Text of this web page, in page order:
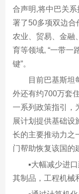
合声明,将中巴关
署了50多项双边合
农业、贸易、金融
育等领域, “一带一
键”。
目前巴基斯坦
外还有约700万套
一系列政策指引，
展计划提供基础设
长的主要推动力之
门帮助恢复该国的
▪大幅减少进
其制品，工程机械